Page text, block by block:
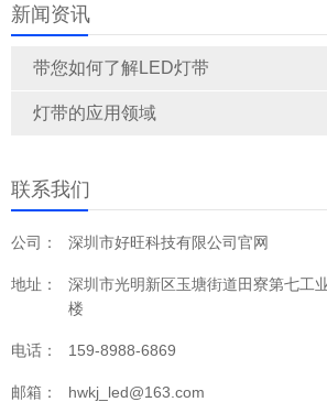
新闻资讯
带您如何了解LED灯带
灯带的应用领域
联系我们
公司： 深圳市好旺科技有限公司官网
地址：
深圳市光明新区玉塘街道田寮第七工
楼
电话： 159-8988-6869
邮箱： hwkj_led@163.com